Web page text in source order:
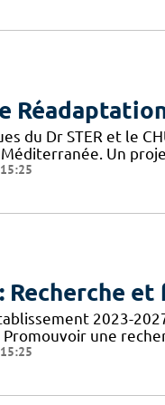
du Dr STER et le
Méditerranée. Un
Recherche
2023-
Promouvoir une